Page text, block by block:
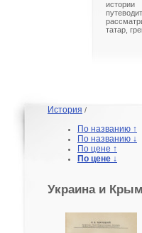
татар,
История /
По названию ↑
По названию ↓
По цене ↑
По цене ↓
Украина и